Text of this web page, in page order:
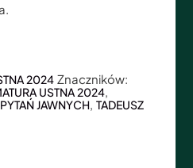
2024 Znaczników:
USTNA 2024,
JAWNYCH, TADEUSZ